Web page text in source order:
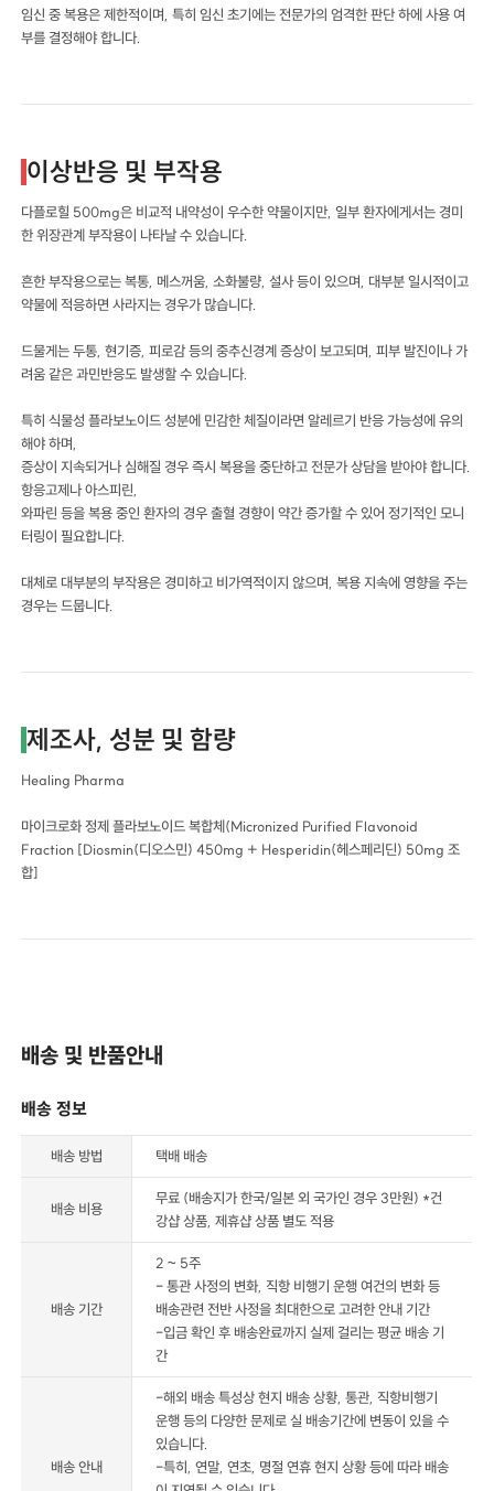
임신 중 복용은 제한적이며, 특히 임신 초기에는 전문가의 엄격한 판단 하에 사용 여
부를 결정해야 합니다.
이상반응 및 부작용
다플로힐 500mg은 비교적 내약성이 우수한 약물이지만, 일부 환자에게서는 경미
한 위장관계 부작용이 나타날 수 있습니다.
흔한 부작용으로는 복통, 메스꺼움, 소화불량, 설사 등이 있으며, 대부분 일시적이고
약물에 적응하면 사라지는 경우가 많습니다.
드물게는 두통, 현기증, 피로감 등의 중추신경계 증상이 보고되며, 피부 발진이나 가
려움 같은 과민반응도 발생할 수 있습니다.
특히 식물성 플라보노이드 성분에 민감한 체질이라면 알레르기 반응 가능성에 유의
해야 하며,
증상이 지속되거나 심해질 경우 즉시 복용을 중단하고 전문가 상담을 받아야 합니다.
항응고제나 아스피린,
와파린 등을 복용 중인 환자의 경우 출혈 경향이 약간 증가할 수 있어 정기적인 모니
터링이 필요합니다.
대체로 대부분의 부작용은 경미하고 비가역적이지 않으며, 복용 지속에 영향을 주는
경우는 드뭅니다.
제조사, 성분 및 함량
Healing Pharma
마이크로화 정제 플라보노이드 복합체(Micronized Purified Flavonoid
Fraction [Diosmin(디오스민) 450mg + Hesperidin(헤스페리딘) 50mg 조
합]
배송 및 반품안내
배송 정보
배송 방법 택배 배송
배송 비용
무료 (배송지가 한국/일본 외 국가인 경우 3만원) *건
강샵 상품, 제휴샵 상품 별도 적용
배송 기간
2 ~ 5주
- 통관 사정의 변화, 직항 비행기 운행 여건의 변화 등
배송관련 전반 사정을 최대한으로 고려한 안내 기간
-입금 확인 후 배송완료까지 실제 걸리는 평균 배송 기
간
배송 안내
-해외 배송 특성상 현지 배송 상황, 통관, 직항비행기
운행 등의 다양한 문제로 실 배송기간에 변동이 있을 수
있습니다.
-특히, 연말, 연초, 명절 연휴 현지 상황 등에 따라 배송